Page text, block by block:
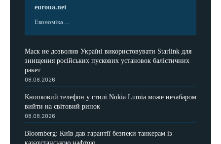
euroua.net
Економіка ...
Маск не дозволив Україні використовувати Starlink для
знищення російських пускових установок балістичних
ракет
08.08.2026
Кнопковий телефон у стилі Nokia Lumia може незабаром
вийти на світовий ринок
08.08.2026
Bloomberg: Київ дав гарантії безпеки танкерам із